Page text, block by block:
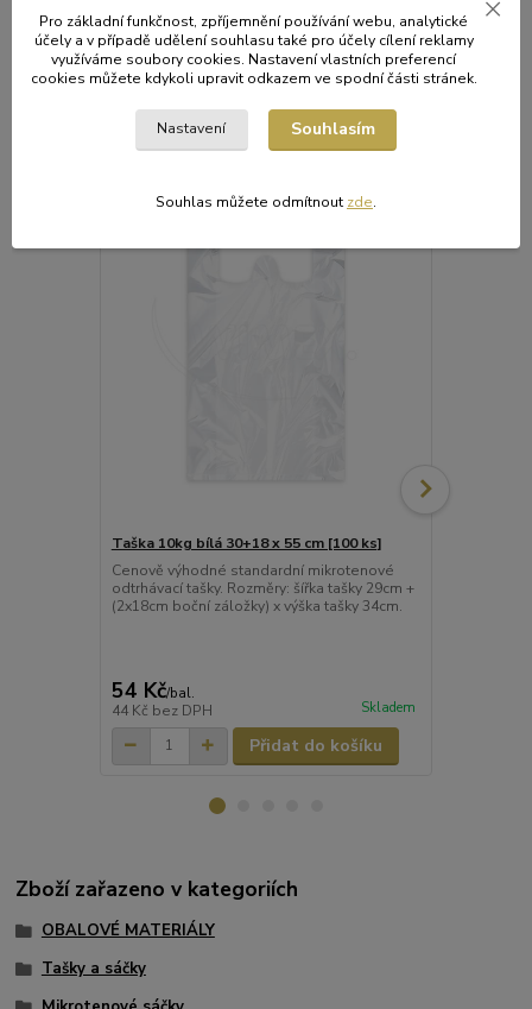
Původ zboží
Související zboží 5
Taška 10kg bílá 30+18 x 55 cm [100 ks]
Cenově výhodné standardní mikrotenové
odtrhávací tašky. Rozměry: šířka tašky 29cm +
(2x18cm boční záložky) x výška tašky 34cm.
54 Kč/bal.
44 Kč bez DPH Skladem
Přidat do košíku
Zboží zařazeno v kategoriích
OBALOVÉ MATERIÁLY
Tašky a sáčky
Pro základní funkčnost, zpříjemnění používání webu, analytické
účely a v případě udělení souhlasu také pro účely cílení reklamy
využíváme soubory cookies. Nastavení vlastních preferencí
cookies můžete kdykoli upravit odkazem ve spodní části stránek.
Nastavení Souhlasím
Souhlas můžete odmítnout zde.